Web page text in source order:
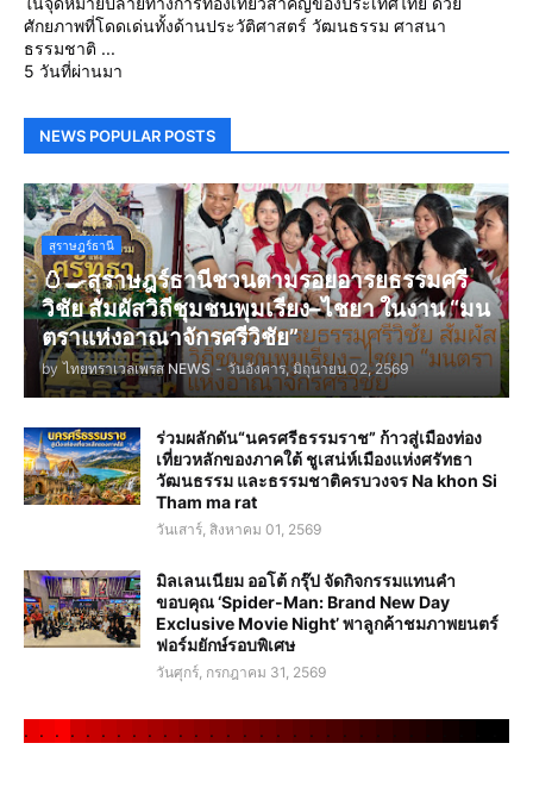
ศักยภาพที่โดดเด่นทั้งด้านประวัติศาสตร์ วัฒนธรรม ศาสนา
ธรรมชาติ ...
5 วันที่ผ่านมา
NEWS POPULAR POSTS
สุราษฎร์ธานี
🥚🍳สุราษฎร์ธานีชวนตามรอยอารยธรรมศรี
วิชัย สัมผัสวิถีชุมชนพุมเรียง–ไชยา ในงาน “มน
ตราแห่งอาณาจักรศรีวิชัย”
by ไทยทราเวลเพรส NEWS - วันอังคาร, มิถุนายน 02, 2569
ร่วมผลักดัน“นครศรีธรรมราช” ก้าวสู่เมืองท่อง
เที่ยวหลักของภาคใต้ ชูเสน่ห์เมืองแห่งศรัทธา
วัฒนธรรม และธรรมชาติครบวงจร Na khon Si
Tham ma rat
วันเสาร์, สิงหาคม 01, 2569
มิลเลนเนียม ออโต้ กรุ๊ป จัดกิจกรรมแทนคำ
ขอบคุณ ‘Spider-Man: Brand New Day
Exclusive Movie Night’ พาลูกค้าชมภาพยนตร์
ฟอร์มยักษ์รอบพิเศษ
วันศุกร์, กรกฎาคม 31, 2569
. . . . . . . . . . . . . . . . . . . . . .